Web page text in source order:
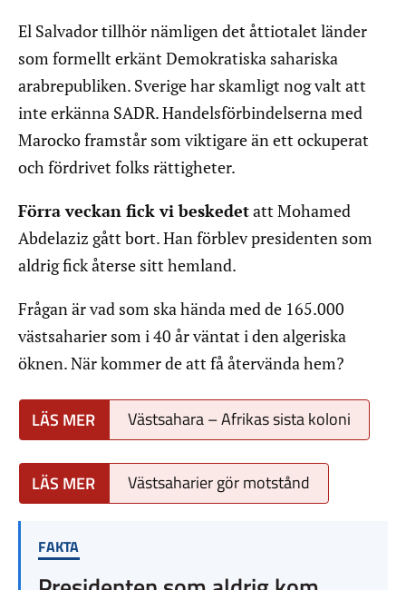
El Salvador tillhör nämligen det åttiotalet länder
som formellt erkänt Demokratiska sahariska
arabrepubliken. Sverige har skamligt nog valt att
inte erkänna SADR. Handelsförbindelserna med
Marocko framstår som viktigare än ett ockuperat
och fördrivet folks rättigheter.
Förra veckan fick vi beskedetatt Mohamed
Abdelaziz gått bort. Han förblev presidenten som
aldrig fick återse sitt hemland.
Frågan är vad som ska hända med de 165.000
västsaharier som i 40 år väntat i den algeriska
öknen. När kommer de att få återvända hem?
Västsahara – Afrikas sista koloni
Västsaharier gör motstånd
FAKTA